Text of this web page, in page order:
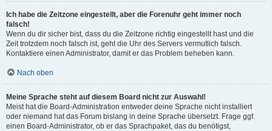
Ich habe die Zeitzone eingestellt, aber die Forenuhr geht immer noch
falsch!
Wenn du dir sicher bist, dass du die Zeitzone richtig eingestellt hast und die
Zeit trotzdem noch falsch ist, geht die Uhr des Servers vermutlich falsch.
Kontaktiere einen Administrator, damit er das Problem beheben kann.
Nach oben
Meine Sprache steht auf diesem Board nicht zur Auswahl!
Meist hat die Board-Administration entweder deine Sprache nicht installiert
oder niemand hat das Forum bislang in deine Sprache übersetzt. Frage ggf.
einen Board-Administrator, ob er das Sprachpaket, das du benötigst,